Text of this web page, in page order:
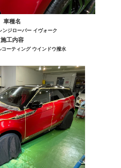
車種名
ジローバー イヴォーク
施工内容
ーティング ウインドウ撥水